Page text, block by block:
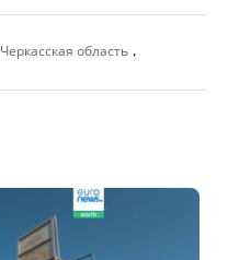
Черкасская область ,